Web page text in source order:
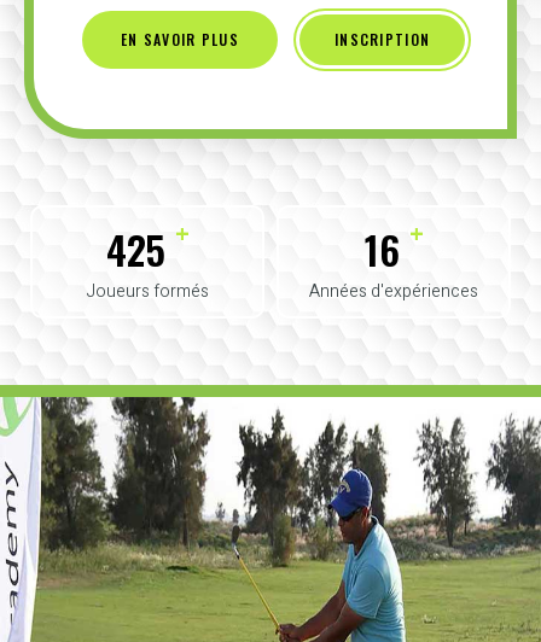
EN SAVOIR PLUS INSCRIPTION
425 +
Joueurs formés
16 +
Années d'expériences